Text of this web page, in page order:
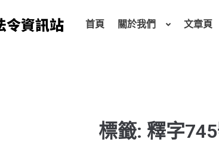
首頁 關於我們 文章頁
標籤: 釋字